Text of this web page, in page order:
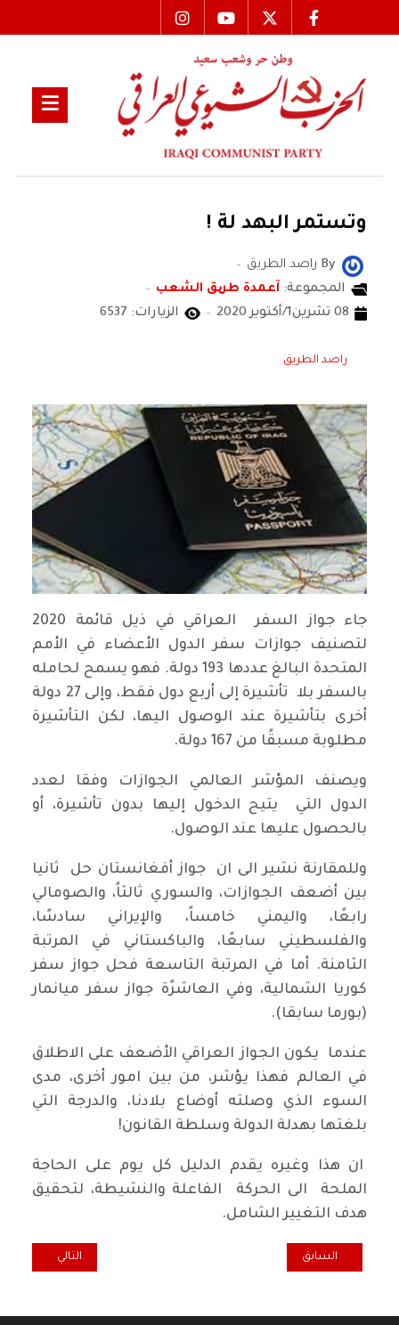
وتستمر البهد لة !
By راصد الطريق
المجموعة: آعمدة طریق الشعب
08 تشرين1/أكتوير 2020
الزيارات: 6537
راصد الطريق
جاء جواز السفر العراقي في ذيل قائمة 2020
لتصنيف جوازات سفر الدول الأعضاء في الأمم
المتحدة البالغ عددها 193 دولة. فهو يسمح لحامله
بالسفر بلا تأشيرة إلى أربع دول فقط، وإلى 27 دولة
أخرى بتأشيرة عند الوصول اليها، لكن التأشيرة
مطلوبة مسبقًا من 167 دولة.
ويصنف المؤشر العالمي الجوازات وفقا لعدد
الدول التي يتيح الدخول إليها بدون تأشيرة، أو
بالحصول عليها عند الوصول.
وللمقارنة نشير الى ان جواز أفغانستان حل ثانيا
بين أضعف الجوازات، والسوري ثالثاً، والصومالي
رابعًا، واليمني خامساً، والإيراني سادسًا،
والفلسطيني سابعًا، والباكستاني في المرتبة
الثامنة. أما في المرتبة التاسعة فحل جواز سفر
كوريا الشمالية، وفي العاشرًة جواز سفر ميانمار
(بورما سابقا).
عندما يكون الجواز العراقي الأضعف على الاطلاق
في العالم فهذا يؤشر، من بين امور أخرى، مدى
السوء الذي وصلته أوضاع بلادنا، والدرجة التي
بلغتها بهدلة الدولة وسلطة القانون!
ان هذا وغيره يقدم الدليل كل يوم على الحاجة
الملحة الى الحركة الفاعلة والنشيطة، لتحقيق
هدف التغيير الشامل.
المقال السابق: ليس مجرد كلام... رواتبنا .. بين حانة ومانة ! / عبد
السابق المقال
التالي